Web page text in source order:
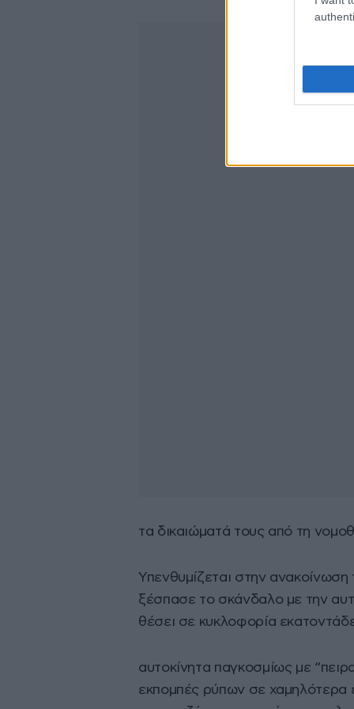
τα δικαιώματά τους από τη
Υπενθυμίζεται στην
ξέσπασε το σκάνδαλο με την
θέσει σε κυκλοφορία
αυτοκίνητα παγκοσμίως με
εκπομπές ρύπων σε χαμηλότερα